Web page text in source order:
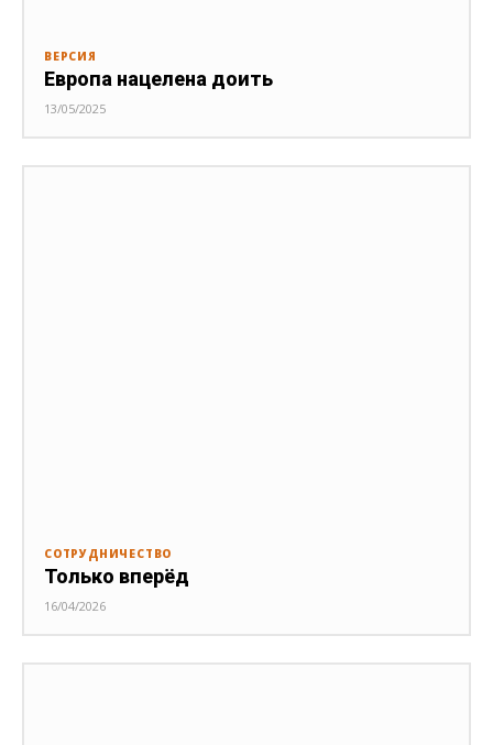
ВЕРСИЯ
Европа нацелена доить
13/05/2025
СОТРУДНИЧЕСТВО
Только вперёд
16/04/2026